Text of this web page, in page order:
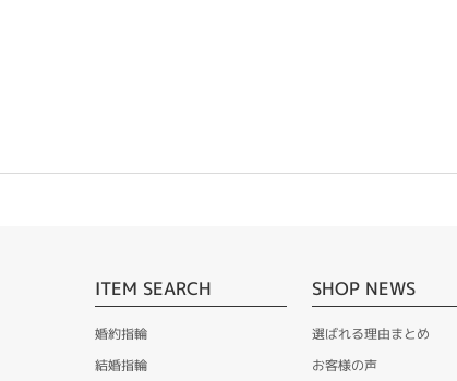
ITEM SEARCH
婚約指輪
結婚指輪
SHOP NEWS
選ばれる理由まとめ
お客様の声